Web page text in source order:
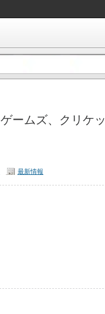
ームズ、クリケッ
最新情報